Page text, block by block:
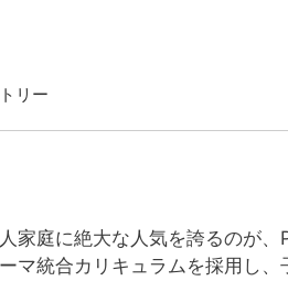
リー
家庭に絶大な人気を誇るのが
マ統合カリキュラムを採用し